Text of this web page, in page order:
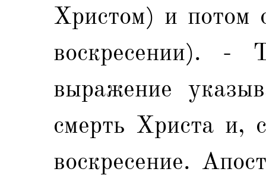
Христом) и потом
воскресении). -
выражение
смерть Христа и,
воскресение.